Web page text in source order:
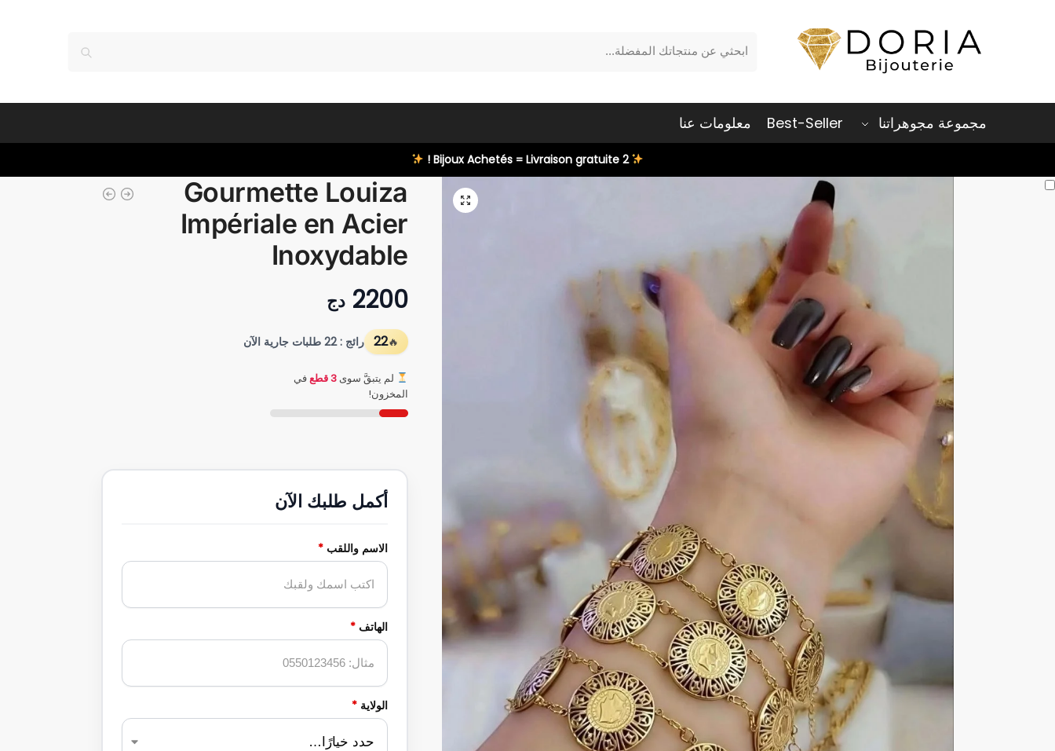
مجموعة مجوهراتنا Best-Seller معلومات عنا
2 Bijoux Achetés = Livraison gratuite !
Gourmette Louiza
Impériale en Acier
Inoxydable
2200 دج
22 رائج : 22 طلبات جارية الآن
لم يتبقَّ سوى 3 قطع
في
المخزون!
أكمل طلبك الآن
الاسم واللقب*
الولاية *
الهاتف *